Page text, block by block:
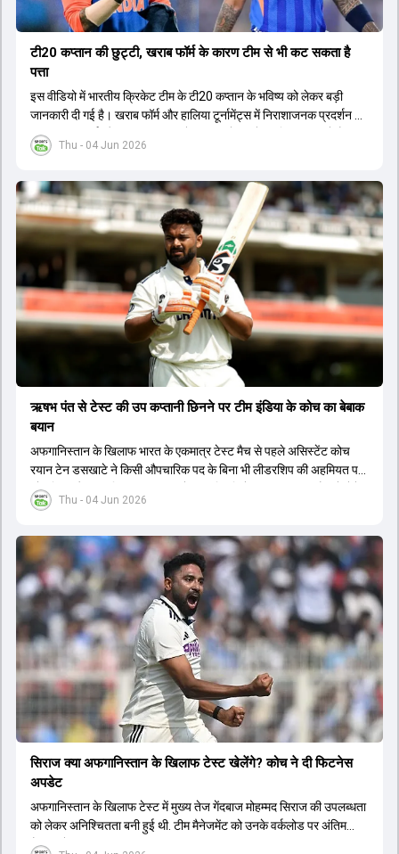
Thu - 04 Jun 2026
टी20 कप्तान की छुट्टी, खराब फॉर्म के कारण टीम से भी कट सकता है
पत्ता
इस वीडियो में भारतीय क्रिकेट टीम के टी20 कप्तान के भविष्य को लेकर बड़ी
जानकारी दी गई है। खराब फॉर्म और हालिया टूर्नामेंट्स में निराशाजनक प्रदर्शन के
कारण चयनकर्ता और टीम प्रबंधन उन्हें कप्तानी से हटाने पर विचार कर रहे हैं।
मुख्य कोच और चयन समिति के बीच हुई चर्चा के बाद यह फैसला लिया जा सकता है
को न सिर्फ उनके पद से हटाया जाएगा बल्कि उन्हें टीम से भी बाहर किया जा सकता
है। आगामी सीरीज और भविष्य के बड़े टूर्नामेंट्स को ध्यान में रखते हुए चयनकर्ता
एक नई शुरुआत करना चाहते हैं। इससे पहले भी खराब फॉर्म के कारण कई दिग्गज
खिलाड़ियों को कप्तानी और टीम से हाथ धोना पड़ा था। अब नए कप्तान के लिए एक
अन्य स्टार बल्लेबाज का नाम सबसे आगे चल रहा है, जिसे जल्द ही जिम्मेदारी सौंपी
जा सकती है।
Thu - 04 Jun 2026
ऋषभ पंत से टेस्ट की उप कप्तानी छिनने पर टीम इंडिया के कोच का बेबाक
बयान
अफगानिस्तान के खिलाफ भारत के एकमात्र टेस्ट मैच से पहले असिस्टेंट कोच
रयान टेन डसखाटे ने किसी औपचारिक पद के बिना भी लीडरशिप की अहमियत पर
जोर दिया और कहा कि पंत का ध्यान खेल की स्थिति के आधार पर सही फैसले लेने
पर होना चाहिए.
सिराज क्या अफगान‍िस्तान के ख‍िलाफ टेस्ट खेलेंगे? कोच ने दी फिटनेस
अपडेट
अफगान‍िस्तान के ख‍िलाफ टेस्ट में मुख्य तेज गेंदबाज मोहम्मद सिराज की उपलब्धता
को लेकर अनिश्चितता बनी हुई थी. टीम मैनेजमेंट को उनके वर्कलोड पर अंतिम
फैसला लेना था.